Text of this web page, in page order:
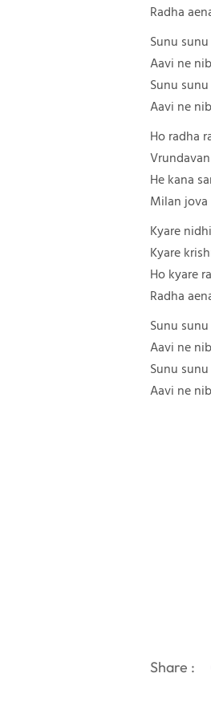
Radha
Sunu
Aavi ne
Sunu
Aavi ne
Ho radha
He kana
Milan
Kyare
Kyare
Ho kyare
Radha
Sunu
Aavi ne
Sunu
Aavi ne
Share :